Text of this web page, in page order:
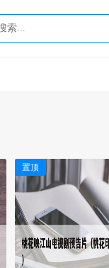
置顶